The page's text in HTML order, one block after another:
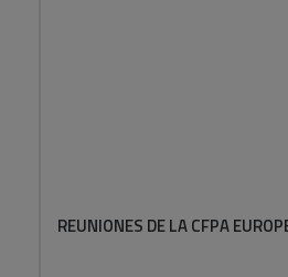
REUNIONES DE LA CFPA